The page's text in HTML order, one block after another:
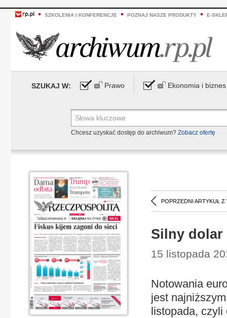
SZKOLENIA I KONFERENCJE POZNAJ NASZE PRODUKTY E-
SZUKAJ W: Prawo Ekonomia i biznes
Chcesz uzyskać dostęp do archiwum? Zobacz ofertę
POPRZEDNI ARTYKUŁ Z
Silny dolar
15 listopada
Notowania
jest
listopada, czyli